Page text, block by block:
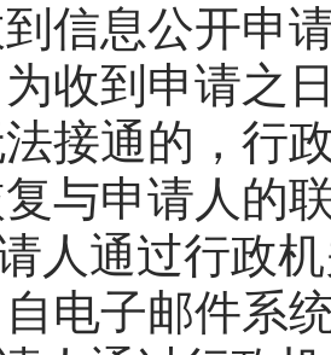
信息公开申
收到申请之
接通的，行
复与申请人的
人通过行政
电子邮件系